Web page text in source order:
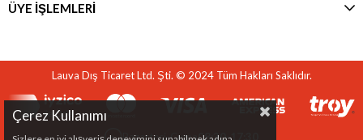
ÜYE İŞLEMLERİ
Lauva Dış Ticaret Ltd. Şti. © 2024 Tüm Hakları Saklıdır.
Pazartesi-Cuma08:30-17:30
Çerez Kullanımı